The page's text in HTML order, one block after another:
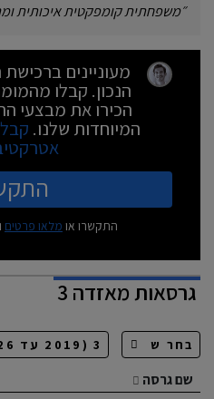
״משפחתית קומפקטית איכותית
מעוניינים
הנכון. קבלו
הכירו את מבצעי
המיוחדות שלנו.
התקשרו או מלאו פרטים
גרסאותמאזדה 3
שם גרסה